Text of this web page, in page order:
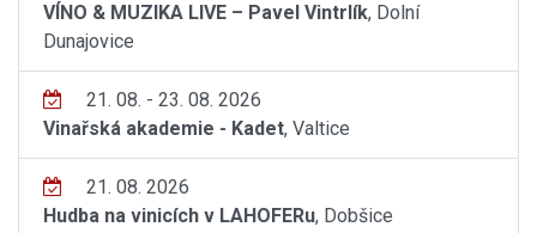
VÍNO & MUZIKA LIVE – Pavel Vintrlík, Dolní
Dunajovice
21. 08. - 23. 08. 2026
Vinařská akademie - Kadet, Valtice
21. 08. 2026
Hudba na vinicích v LAHOFERu, Dobšice